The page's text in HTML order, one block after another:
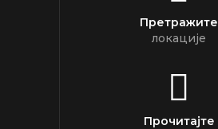
Претражите
локације
Прочитајте